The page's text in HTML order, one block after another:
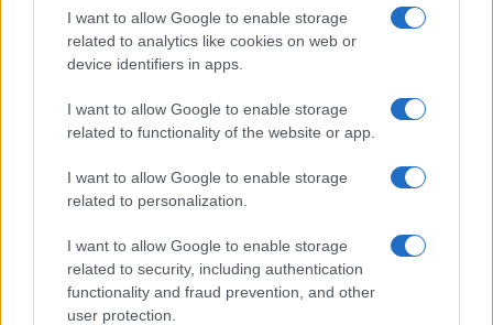
I want to allow Google to enable storage
related to analytics like cookies on web or
device identifiers in apps.
I want to allow Google to enable storage
related to functionality of the website or app.
I want to allow Google to enable storage
related to personalization.
I want to allow Google to enable storage
related to security, including authentication
functionality and fraud prevention, and other
user protection.
V soboto so policisti Policijske postaje Slovenj Gradec
posredovali v naselju Dravograd in sicer zaradi prijave
prijavitelja, sicer psihičnega bolnika, da ga bodo
. Posredoval je tudi zdravnik, ki je prijavitelju
odredil
hospitalizacijo v psihiatrični ustanovi, v
katero je bil v nadaljevanju pripeljan z medicinskim
vozilom, v asistenci policistov.
V soboto popoldan so policisti Policijske postaje Slovenj